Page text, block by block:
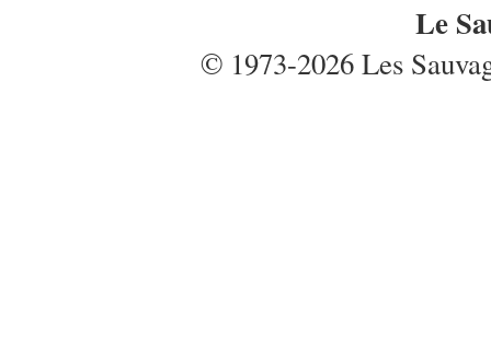
Le
© 1973-2026 Les